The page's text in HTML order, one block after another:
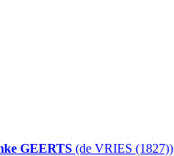
GEERTS (de VRIES (1827))